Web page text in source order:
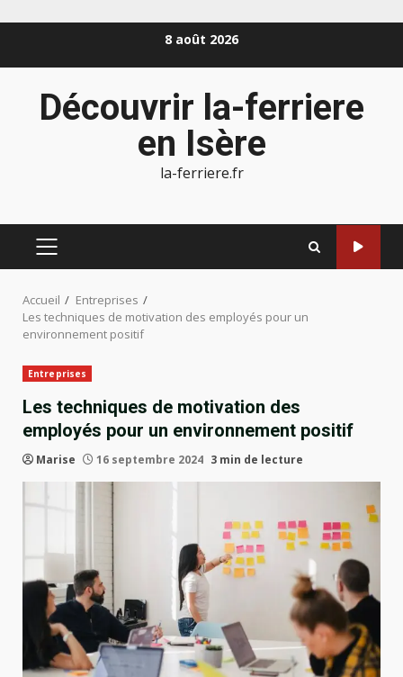
8 août 2026
Découvrir la-ferriere
en Isère
la-ferriere.fr
MENU
Accueil
Entreprises
Les techniques de motivation des employés pour un
environnement positif
Entreprises
Les techniques de motivation des
employés pour un environnement positif
Marise 16 septembre 2024 3 min de lecture